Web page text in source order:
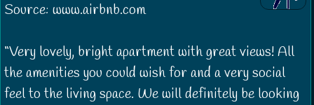
Source: www.airbnb.com
Very lovely, bright apartment with great views! All
the amenities you could wish for and a very social
feel to the living space. We will definitely be looking